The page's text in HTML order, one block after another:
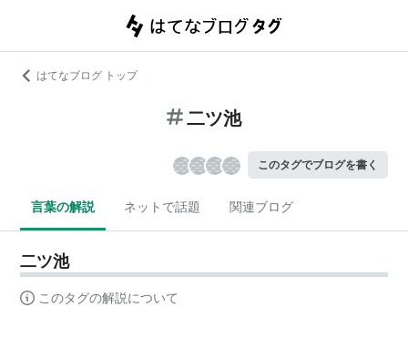
はてなブログ トップ
二ツ池
このタグでブログを書く
言葉の解説 ネットで話題 関連ブログ
二ツ池
このタグの解説について